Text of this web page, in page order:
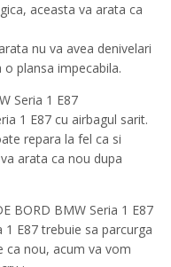
aceasta va arata ca
nu va avea denivelari
plansa impecabila.
Seria 1 E87
1 E87 cu airbagul sarit.
repara la fel ca si
arata ca nou dupa
BORD BMW Seria 1 E87
E87 trebuie sa parcurga
ca nou, acum va vom